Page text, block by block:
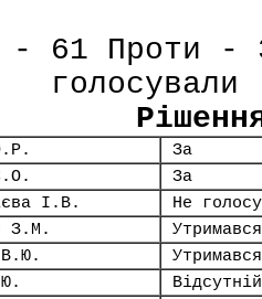
- 61 Проти -
За
За
І.В.
Не
З.М.
Утримався
В.Ю.
Утримався
Відсутній